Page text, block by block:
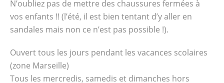
N’oubliez pas de mettre des chaussures fermées à
vos enfants !! (l’été, il est bien tentant d’y aller en
sandales mais non ce n’est pas possible !).
Ouvert tous les jours pendant les vacances scolaires
(zone Marseille)
Tous les mercredis, samedis et dimanches hors